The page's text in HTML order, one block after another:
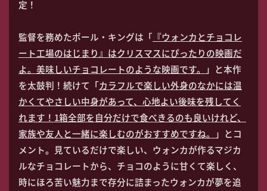
定！
監督を務めたポール・キングは「 『ウォンカとチョコレ
ート工場のはじまり』はクリスマスにぴったりの映画だ
よ。美味しいチョコレートのような映画です。
」と本作
を太鼓判！続けて「カラフルで楽しい外身のなかには温
かくてやさしい中身があって、心地よい後味を残してく
れます！1箱全部を自分だけで食べきるのも良いけれど、
家族や友人と一緒に楽しむのがおすすめですね。
」とコ
メント。見ているだけで楽しい、ウォンカが作るマジカ
ルなチョコレートから、チョコのように甘くて楽しく、
時にほろ苦い魅力まで存分に詰まったウォンカが夢を追